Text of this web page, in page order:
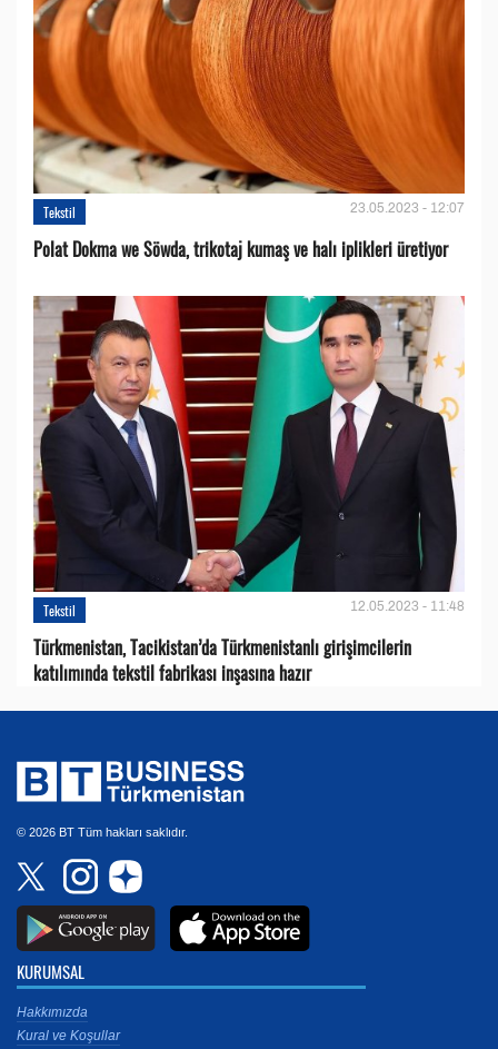
Tekstil 23.05.2023 - 12:07
Polat Dokma we Söwda, trikotaj kumaş ve halı iplikleri üretiyor
Tekstil 12.05.2023 - 11:48
Türkmenistan, Tacikistan’da Türkmenistanlı girişimcilerin
katılımında tekstil fabrikası inşasına hazır
© 2026 BT Tüm hakları saklıdır.
KURUMSAL
Hakkımızda
Kural ve Koşullar